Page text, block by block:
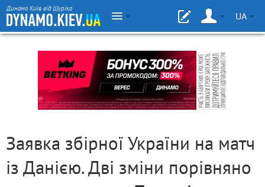
Динамо Київ від Шуріка
UA
Заявка збірної України на матч
із Данією. Дві зміни порівняно